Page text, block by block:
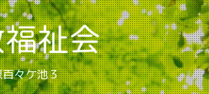
々ケ池３